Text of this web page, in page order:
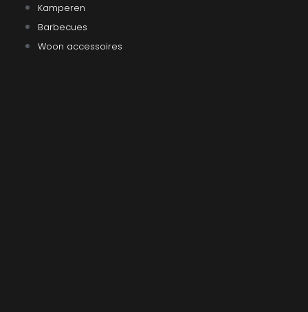
Kamperen
Barbecues
Woon accessoires